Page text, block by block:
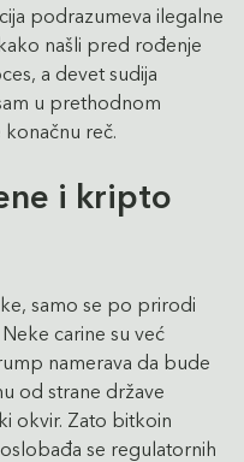
podrazumeva ilegalne
našli pred rođenje
a devet sudija
u prethodnom
konačnu reč.
i kripto
samo se po prirodi
carine su već
namerava da bude
od strane države
okvir. Zato bitkoin
se regulatornih